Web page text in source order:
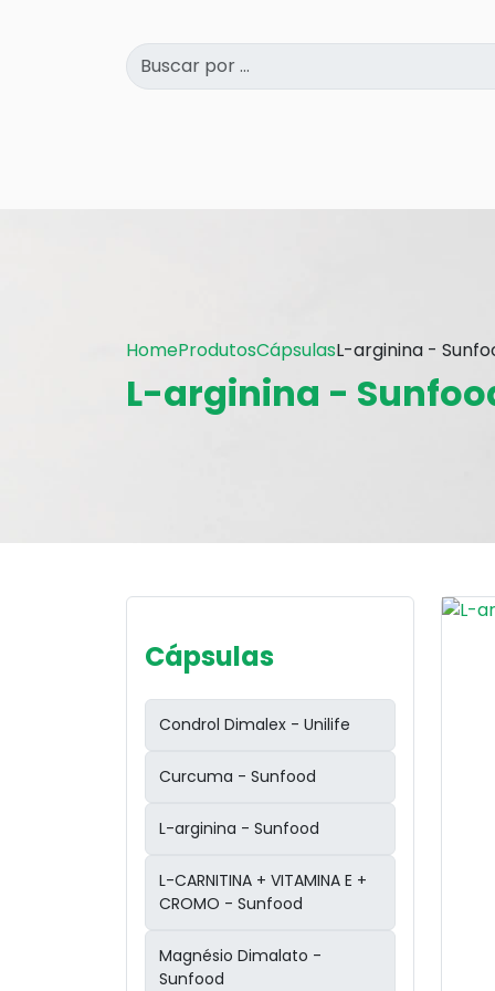
HomeProdutosCápsulasL-arginina -
L-arginina -
Cápsulas
Condrol Dimalex - Unilife
Curcuma - Sunfood
L-arginina - Sunfood
L-CARNITINA + VITAMINA E +
CROMO - Sunfood
Magnésio Dimalato -
Sunfood